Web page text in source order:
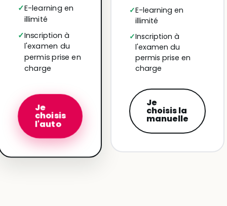
E-learning en
illimité
Inscription à
l'examen du
permis prise en
charge
Je
choisis
l'auto
E-learning en
illimité
Inscription à
l'examen du
permis prise en
charge
Je
choisis la
manuelle